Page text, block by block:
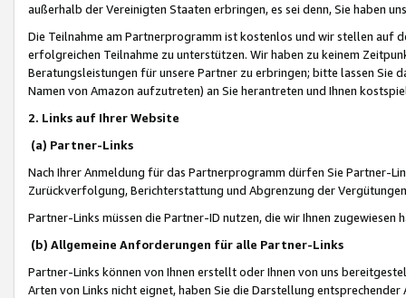
außerhalb der Vereinigten Staaten erbringen, es sei denn, Sie haben
Die Teilnahme am Partnerprogramm ist kostenlos und wir stellen auf
erfolgreichen Teilnahme zu unterstützen. Wir haben zu keinem
Beratungsleistungen für unsere Partner zu erbringen; bitte lassen Sie
Namen von Amazon aufzutreten) an Sie herantreten und Ihnen
2. Links auf Ihrer Website
(a) Partner-Links
Nach Ihrer Anmeldung für das Partnerprogramm dürfen Sie Partner-
Zurückverfolgung, Berichterstattung und Abgrenzung der
Partner-Links müssen die Partner-ID nutzen, die wir Ihnen zugewiesen
(b) Allgemeine Anforderungen für alle Partner-Links
Partner-Links können von Ihnen erstellt oder Ihnen von uns
Arten von Links nicht eignet, haben Sie die Darstellung